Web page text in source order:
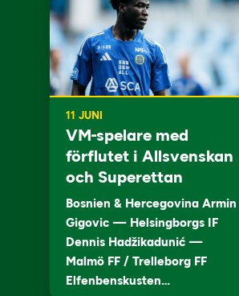
11 JUNI
VM-spelare med
förflutet i Allsvenskan
och Superettan
Bosnien & Hercegovina Armin
Gigovic — Helsingborgs IF
Dennis Hadžikadunić —
Malmö FF / Trelleborg FF
Elfenbenskusten…